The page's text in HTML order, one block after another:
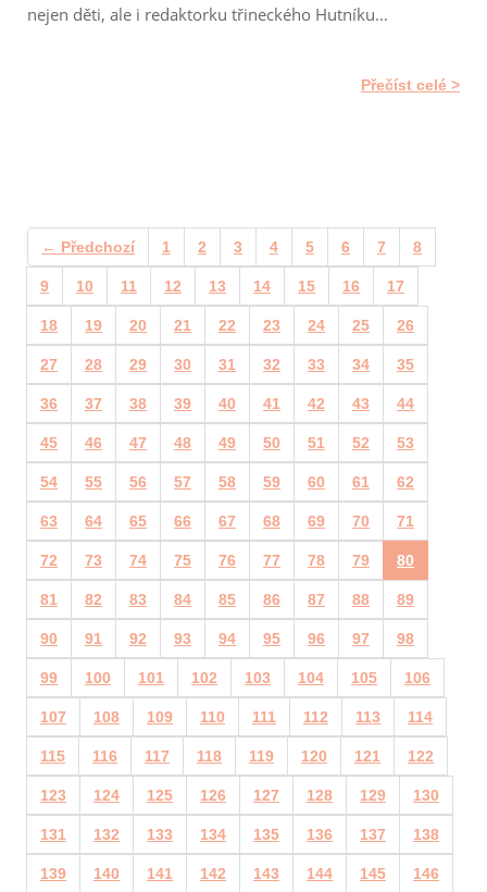
nejen děti, ale i redaktorku třineckého Hutníku...
Přečíst celé
← Předchozí 1 2 3 4 5 6 7 8
9 10 11 12 13 14 15 16 17
18 19 20 21 22 23 24 25 26
27 28 29 30 31 32 33 34 35
36 37 38 39 40 41 42 43 44
45 46 47 48 49 50 51 52 53
54 55 56 57 58 59 60 61 62
63 64 65 66 67 68 69 70 71
72 73 74 75 76 77 78 79 80
81 82 83 84 85 86 87 88 89
90 91 92 93 94 95 96 97 98
99 100 101 102 103 104 105 106
107 108 109 110 111 112 113 114
115 116 117 118 119 120 121 122
123 124 125 126 127 128 129 130
131 132 133 134 135 136 137 138
139 140 141 142 143 144 145 146